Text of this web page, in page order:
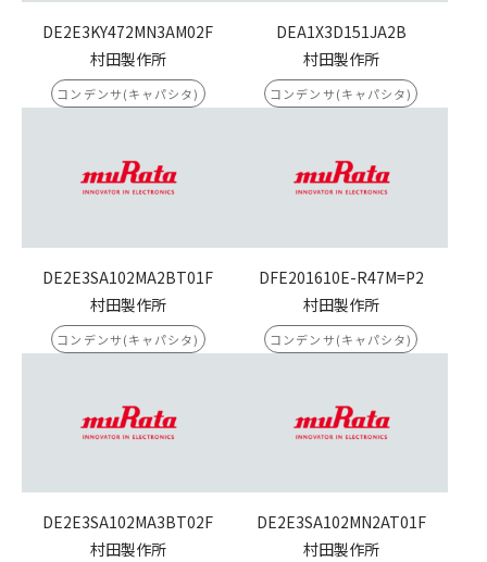
DE2E3KY472MN3AM02F
村田製作所
コンデンサ(キャパシタ)
DEA1X3D151JA2B
村田製作所
コンデンサ(キャパシタ)
DE2E3SA102MA2BT01F
村田製作所
コンデンサ(キャパシタ)
DFE201610E-R47M=P2
村田製作所
コンデンサ(キャパシタ)
DE2E3SA102MA3BT02F
村田製作所
DE2E3SA102MN2AT01F
村田製作所